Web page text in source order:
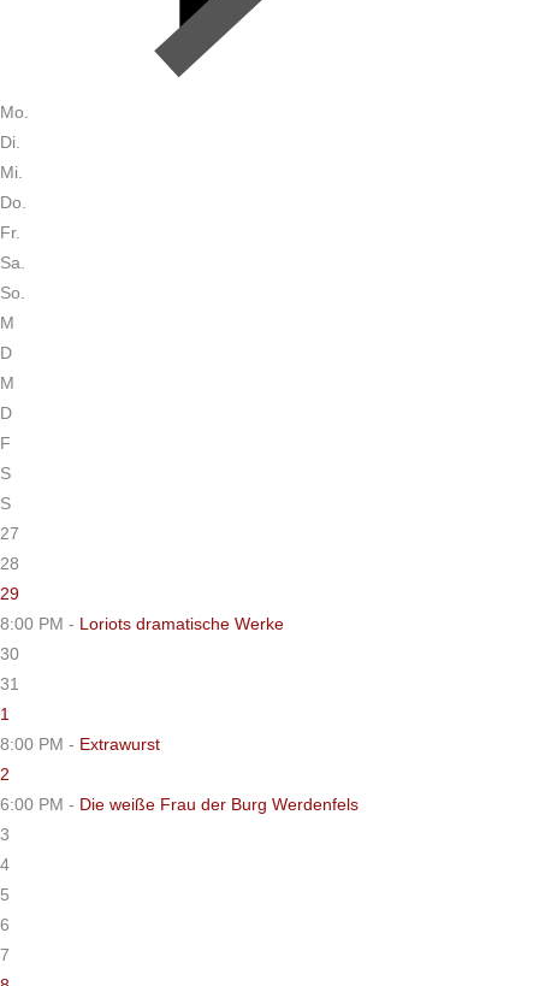
Mo.
Di.
Mi.
Do.
Fr.
Sa.
So.
M
D
M
D
F
S
S
27
28
29
8:00 PM -
Loriots dramatische Werke
30
31
1
8:00 PM - Extrawurst
2
6:00 PM - Die weiße Frau der Burg Werdenfels
3
4
5
6
7